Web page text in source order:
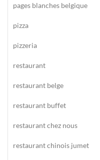
pages blanches belgique
pizza
pizzeria
restaurant
restaurant belge
restaurant buffet
restaurant chez nous
restaurant chinois jumet